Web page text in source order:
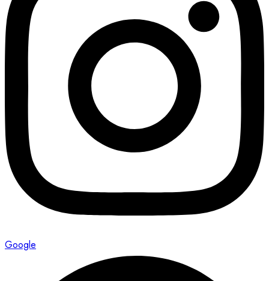
Google